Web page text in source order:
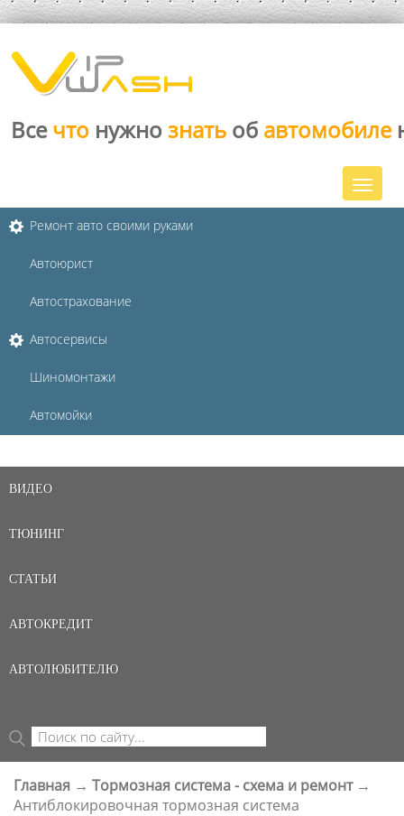
Все что нужно знать об автомобиле
Ремонт авто своими руками
Автоюрист
Автострахование
Автосервисы
Шиномонтажи
Автомойки
ВИДЕО
ТЮНИНГ
СТАТЬИ
АВТОКРЕДИТ
АВТОЛЮБИТЕЛЮ
ФОРМА ПОИСКА
Поиск
ВЫ ЗДЕСЬ
Главная → Тормозная система - схема и ремонт →
Антиблокировочная тормозная система